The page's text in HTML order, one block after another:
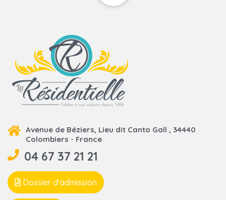
Avenue de Béziers, Lieu dit Canto Gall , 34440
Colombiers - France
04 67 37 21 21
Dossier d'admission